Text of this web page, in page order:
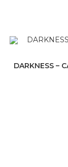
DARKNESS –